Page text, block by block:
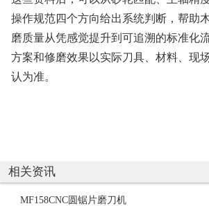
操作规范四个方向给出系统判断，帮助
磨质量从凭感觉提升到可追溯的标准化
方案和修磨效果以实际刀具、材料、现
认为准。
相关资讯
MF158CNC圆锯片磨刀机